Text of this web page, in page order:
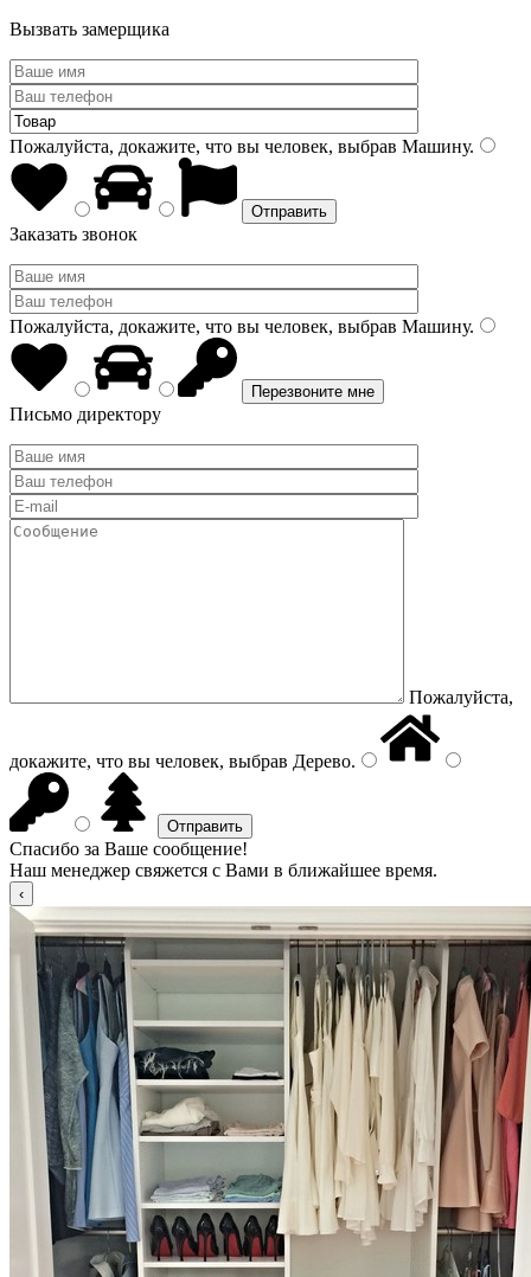
Вызвать замерщика
Пожалуйста, докажите, что вы человек, выбрав Машину.
Заказать звонок
Пожалуйста, докажите, что вы человек, выбрав Машину.
Письмо директору
Пожалуйста,
докажите, что вы человек, выбрав Дерево.
Спасибо за Ваше сообщение!
Наш менеджер свяжется с Вами в ближайшее время.